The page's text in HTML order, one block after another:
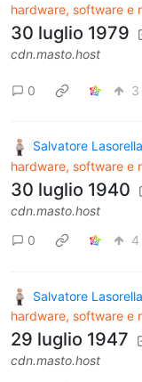
hardware, software e
30 luglio 1979
cdn.masto.host
0 3
Salvatore Lasorella
hardware, software e
30 luglio 1940
cdn.masto.host
0
4
Salvatore Lasorella
hardware, software e
29 luglio 1947
cdn.masto.host